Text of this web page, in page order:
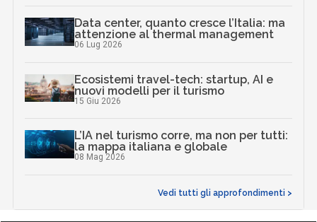
Data center, quanto cresce l’Italia: ma
attenzione al thermal management
06 Lug 2026
Ecosistemi travel-tech: startup, AI e
nuovi modelli per il turismo
15 Giu 2026
L’IA nel turismo corre, ma non per tutti:
la mappa italiana e globale
08 Mag 2026
Vedi tutti gli approfondimenti >